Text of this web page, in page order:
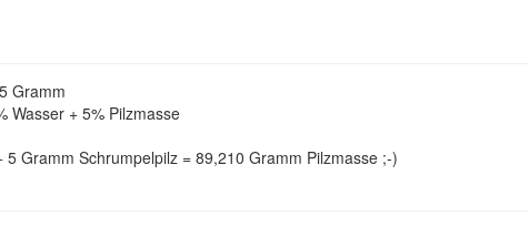
Gramm
Wasser + 5% Pilzmasse
Gramm Schrumpelpilz = 89,210 Gramm Pilzmasse ;-)